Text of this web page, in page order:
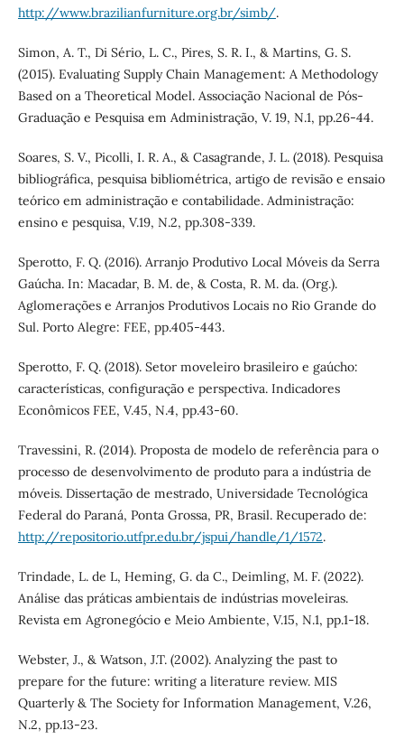
http://www.brazilianfurniture.org.br/simb/.
Simon, A. T., Di Sério, L. C., Pires, S. R. I., & Martins, G. S.
(2015). Evaluating Supply Chain Management: A Methodology
Based on a Theoretical Model. Associação Nacional de Pós-
Graduação e Pesquisa em Administração, V. 19, N.1, pp.26-44.
Soares, S. V., Picolli, I. R. A., & Casagrande, J. L. (2018). Pesquisa
bibliográfica, pesquisa bibliométrica, artigo de revisão e ensaio
teórico em administração e contabilidade. Administração:
ensino e pesquisa, V.19, N.2, pp.308-339.
Sperotto, F. Q. (2016). Arranjo Produtivo Local Móveis da Serra
Gaúcha. In: Macadar, B. M. de, & Costa, R. M. da. (Org.).
Aglomerações e Arranjos Produtivos Locais no Rio Grande do
Sul. Porto Alegre: FEE, pp.405-443.
Sperotto, F. Q. (2018). Setor moveleiro brasileiro e gaúcho:
características, configuração e perspectiva. Indicadores
Econômicos FEE, V.45, N.4, pp.43-60.
Travessini, R. (2014). Proposta de modelo de referência para o
processo de desenvolvimento de produto para a indústria de
móveis. Dissertação de mestrado, Universidade Tecnológica
Federal do Paraná, Ponta Grossa, PR, Brasil. Recuperado de:
http://repositorio.utfpr.edu.br/jspui/handle/1/1572.
Trindade, L. de L, Heming, G. da C., Deimling, M. F. (2022).
Análise das práticas ambientais de indústrias moveleiras.
Revista em Agronegócio e Meio Ambiente, V.15, N.1, pp.1-18.
Webster, J., & Watson, J.T. (2002). Analyzing the past to
prepare for the future: writing a literature review. MIS
Quarterly & The Society for Information Management, V.26,
N.2, pp.13-23.